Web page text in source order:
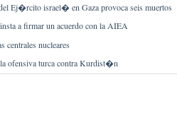
Ej�rcito israel� en Gaza provoca seis muertos
a firmar un acuerdo con la AIEA
centrales nucleares
ofensiva turca contra Kurdist�n